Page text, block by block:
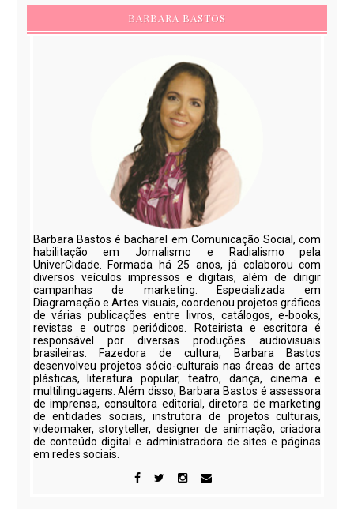
BARBARA BASTOS
Barbara Bastos é bacharel em Comunicação Social, com
habilitação em Jornalismo e Radialismo pela
UniverCidade. Formada há 25 anos, já colaborou com
diversos veículos impressos e digitais, além de dirigir
campanhas de marketing. Especializada em
Diagramação e Artes visuais, coordenou projetos gráficos
de várias publicações entre livros, catálogos, e-books,
revistas e outros periódicos. Roteirista e escritora é
responsável por diversas produções audiovisuais
brasileiras. Fazedora de cultura, Barbara Bastos
desenvolveu projetos sócio-culturais nas áreas de artes
plásticas, literatura popular, teatro, dança, cinema e
multilinguagens. Além disso, Barbara Bastos é assessora
de imprensa, consultora editorial, diretora de marketing
de entidades sociais, instrutora de projetos culturais,
videomaker, storyteller, designer de animação, criadora
de conteúdo digital e administradora de sites e páginas
em redes sociais.